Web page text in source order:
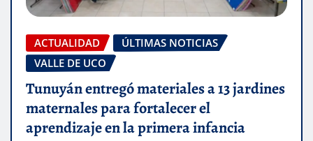
ACTUALIDAD
ÚLTIMAS NOTICIAS
VALLE DE UCO
Tunuyán entregó materiales a 13 jardines
maternales para fortalecer el
aprendizaje en la primera infancia